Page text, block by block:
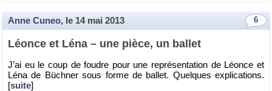
6
Anne Cuneo, le 14 mai 2013
Léonce et Léna – une pièce, un bal­let
J’ai eu le coup de foudre pour une re­pré­sen­ta­tion de Léonce et
Léna de Büchner sous forme de bal­let. Quelques ex­pli­ca­tions.
[suite]